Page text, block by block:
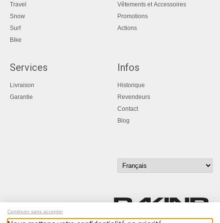
Travel
Snow
Surf
Bike
Vêtements et Accessoires
Promotions
Actions
Services
Livraison
Garantie
Infos
Historique
Revendeurs
Contact
Blog
Continuer sans accepter